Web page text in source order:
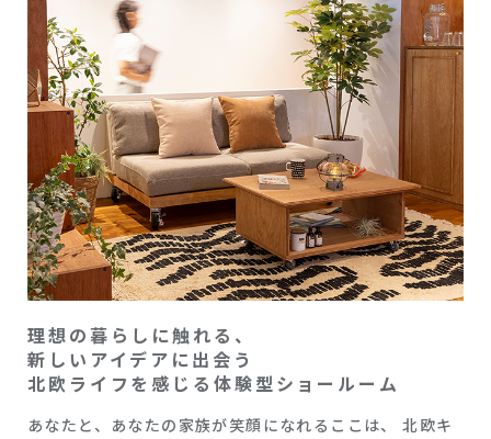
理想の暮らしに触れる、
新しいアイデアに出会う
北欧ライフを感じる体験型ショールーム
あなたと、あなたの家族が笑顔になれるここは、
北欧キ